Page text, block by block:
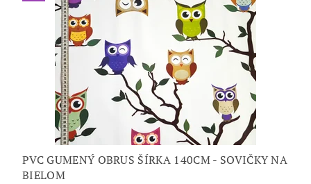
PVC GUMENÝ OBRUS ŠÍRKA 140CM - SOVIČKY NA
BIELOM